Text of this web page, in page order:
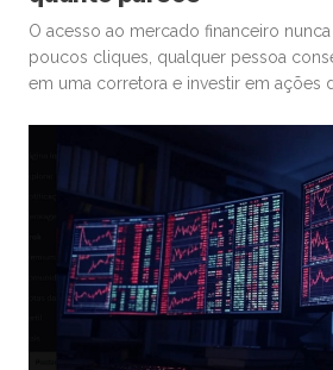
O acesso ao mercado financeiro
poucos cliques, qualquer pessoa
em uma corretora e investir em ações
democratizou os investimentos e
participantes para a bolsa. Mas, junto
surgiu um comportamento que […]